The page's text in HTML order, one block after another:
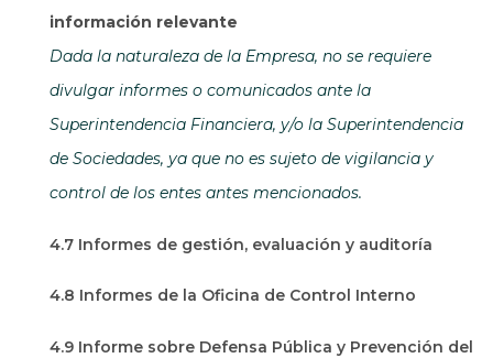
información relevante
Dada la naturaleza de la Empresa, no se requiere
divulgar informes o comunicados ante la
Superintendencia Financiera, y/o la Superintendencia
de Sociedades, ya que no es sujeto de vigilancia y
control de los entes antes mencionados.
4.7 Informes de gestión, evaluación y auditoría
4.8 Informes de la Oficina de Control Interno
4.9 Informe sobre Defensa Pública y Prevención del